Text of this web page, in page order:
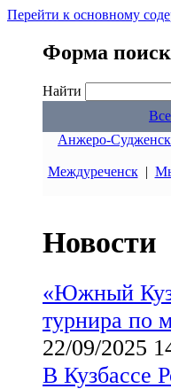
Перейти к основному
Форма
Найти
Анжеро-Судженск
Междуреченск|
Новости
«Южный
турнира по
22/09/2025
В Кузбассе